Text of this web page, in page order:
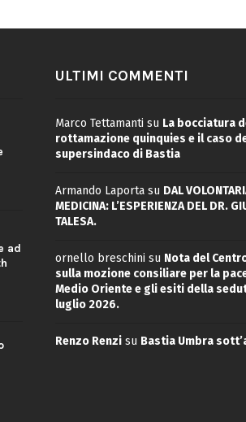
ad
ULTIMI COMMENTI
Marco Tettamanti su La bocciatura
rottamazione quinquies e il caso
supersindaco di Bastia
Armando Laportasu DAL
MEDICINA: L’ESPERIENZA DEL DR.
TALESA.
ornello breschini su Nota del
sulla mozione consiliare per la
Medio Oriente e gli esiti della
luglio 2026.
Renzo Renzisu Bastia Umbra